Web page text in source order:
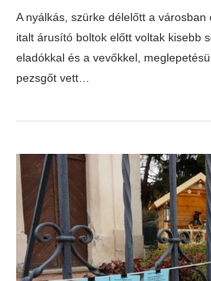
A nyálkás, szürke délelőtt a
italt árusító boltok előtt voltak kisebb
eladókkal és a vevőkkel,
pezsgőt vett…